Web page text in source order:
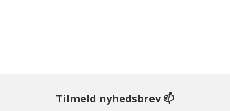
Tilmeld nyhedsbrev 📫